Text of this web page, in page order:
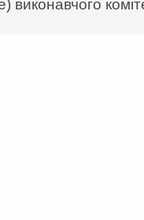
виконавчого